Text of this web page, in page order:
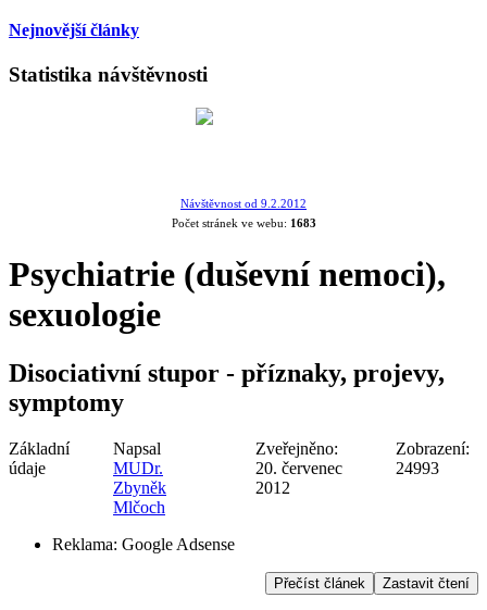
Nejnovější články
Statistika návštěvnosti
Návštěvnost od 9.2.2012
Počet stránek ve webu: 1683
Psychiatrie (duševní nemoci),
sexuologie
Disociativní stupor - příznaky, projevy,
symptomy
Základní
údaje
Napsal
MUDr.
Zbyněk
Mlčoch
Zveřejněno:
20. červenec
2012
Zobrazení:
24993
Reklama: Google Adsense
Přečíst článek Zastavit čtení